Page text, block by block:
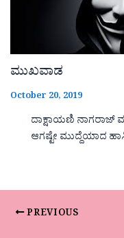
ಮುಖವಾಡ
October 20, 2019
ದಾಕ್ಷಾಯಣಿ ನಾಗರಾಜ್
ಆಗಷ್ಟೇ ಮುದ್ದೆಯಾದ
PREVIOUS